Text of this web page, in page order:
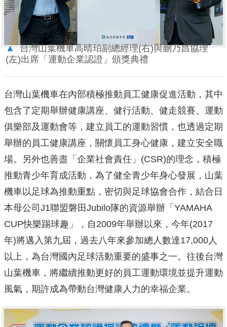
▲ 台灣山葉機車高晴珀副總經理(右)與蒯乃昌協理
(左)出席「運動企業認證」頒獎典禮
台灣山葉機車在內部積極推動員工健康促進活動，其中
包含了定期舉辦健康講座、健行活動、健走競賽、運動
俱樂部及運動會等，建立員工的運動習慣，也透過定期
舉辦的員工健康講座，關懷員工身心健康，建立安全職
場。另外也善盡「企業社會責任」(CSR)的理念，積極
推動青少年育成活動，為了健全青少年身心發展，山葉
機車以足球為推動重點，密切與足球協會合作，結合日
本母公司J1聯盟磐田Jubilo隊的資源舉辦「YAMAHA
CUP快樂踢球趣」，自2009年舉辦以來，今年(2017
年)將邁入第九屆，過去八年來參加總人數達17,000人
以上，為台灣國內足球活動重要的盛事之一。往後台灣
山葉機車，將繼續推動更好的員工運動環境並提升運動
風氣，期許成為帶動台灣健康人力的幸福企業。